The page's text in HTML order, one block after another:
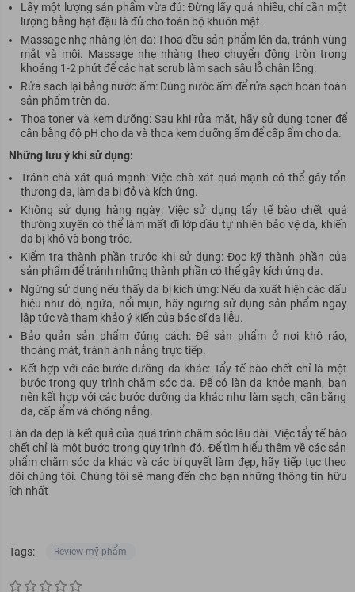
Lấy một lượng sản phẩm vừa đủ: Đừng lấy quá nhiều, chỉ cần một
lượng bằng hạt đậu là đủ cho toàn bộ khuôn mặt.
Massage nhẹ nhàng lên da: Thoa đều sản phẩm lên da, tránh vùng
mắt và môi. Massage nhẹ nhàng theo chuyển động tròn trong
khoảng 1-2 phút để các hạt scrub làm sạch sâu lỗ chân lông.
Rửa sạch lại bằng nước ấm: Dùng nước ấm để rửa sạch hoàn toàn
sản phẩm trên da.
Thoa toner và kem dưỡng:Sau khi rửa mặt, hãy sử dụng toner để
cân bằng độ pH cho da và thoa kem dưỡng ẩm để cấp ẩm cho da.
Những lưu ý khi sử dụng:
Tránh chà xát quá mạnh: Việc chà xát quá mạnh có thể gây tổn
thương da, làm da bị đỏ và kích ứng.
Không sử dụng hàng ngày: Việc sử dụng tẩy tế bào chết quá
thường xuyên có thể làm mất đi lớp dầu tự nhiên bảo vệ da, khiến
da bị khô và bong tróc.
Kiểm tra thành phần trước khi sử dụng: Đọc kỹ thành phần của
sản phẩm để tránh những thành phần có thể gây kích ứng da.
Ngừng sử dụng nếu thấy da bị kích ứng: Nếu da xuất hiện các dấu
hiệu như đỏ, ngứa, nổi mụn, hãy ngưng sử dụng sản phẩm ngay
lập tức và tham khảo ý kiến của bác sĩ da liễu.
Bảo quản sản phẩm đúng cách: Để sản phẩm ở nơi khô ráo,
thoáng mát, tránh ánh nắng trực tiếp.
Kết hợp với các bước dưỡng da khác: Tẩy tế bào chết chỉ là một
bước trong quy trình chăm sóc da. Để có làn da khỏe mạnh, bạn
nên kết hợp với các bước dưỡng da khác như làm sạch, cân bằng
da, cấp ẩm và chống nắng.
Làn da đẹp là kết quả của quá trình chăm sóc lâu dài. Việc tẩy tế bào
chết chỉ là một bước trong quy trình đó. Để tìm hiểu thêm về các sản
phẩm chăm sóc da khác và các bí quyết làm đẹp, hãy tiếp tục theo
dõi chúng tôi. Chúng tôi sẽ mang đến cho bạn những thông tin hữu
ích nhất
Tags: Review mỹ phẩm